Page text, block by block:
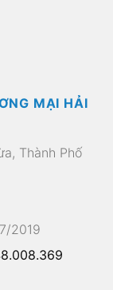
MẠI HẢI
Thành Phố
2019